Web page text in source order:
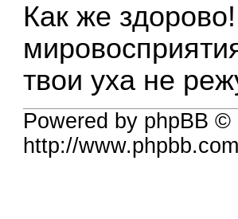
Как же
твои уха не
Powered by phpBB
http://